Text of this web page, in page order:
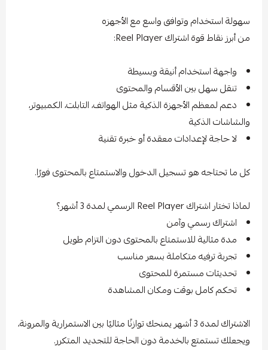
سهولة استخدام وتوافق واسع مع الأجهزه
من أبرز نقاط قوة اشتراك Reel Player:
واجهة استخدام أنيقة وبسيطة
تنقل سهل بين الأقسام والمحتوى
دعم لمعظم الأجهزة الذكية مثل الهواتف، التابلت، الكمبيوتر،
والشاشات الذكية
لا حاجة لإعدادات معقدة أو خبرة تقنية
كل ما تحتاجه هو تسجيل الدخول والاستمتاع بالمحتوى فورًا.
لماذا تختار اشتراك Reel Player الرسمي لمدة 3 أشهر؟
اشتراك رسمي وآمن
مدة مثالية للاستمتاع بالمحتوى دون التزام طويل
تجربة ترفيه متكاملة بسعر مناسب
تحديثات مستمرة للمحتوى
تحكم كامل بوقت ومكان المشاهدة
الاشتراك لمدة 3 أشهر يمنحك توازنًا مثاليًا بين الاستمرارية والمرونة،
ويجعلك تستمتع بالخدمة دون الحاجة للتجديد المتكرر.